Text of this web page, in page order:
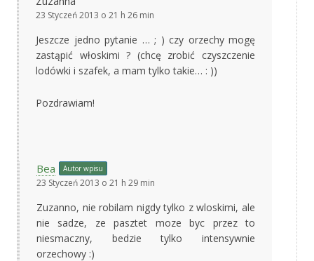
23 Styczeń 2013 o 21 h 26 min
Jeszcze jedno pytanie … ; ) czy orzechy mogę
zastąpić włoskimi ? (chcę zrobić czyszczenie
lodówki i szafek, a mam tylko takie… : ))
Pozdrawiam!
Bea Autor wpisu
23 Styczeń 2013 o 21 h 29 min
Zuzanno, nie robilam nigdy tylko z wloskimi, ale
nie sadze, ze pasztet moze byc przez to
niesmaczny, bedzie tylko intensywnie
orzechowy :)